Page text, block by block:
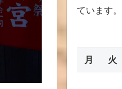
ています。
月 火